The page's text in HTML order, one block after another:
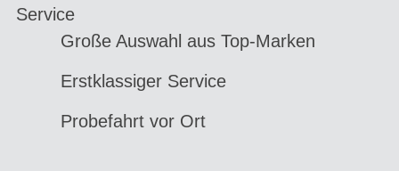
Service
Große Auswahl aus Top-Marken
Erstklassiger Service
Probefahrt vor Ort